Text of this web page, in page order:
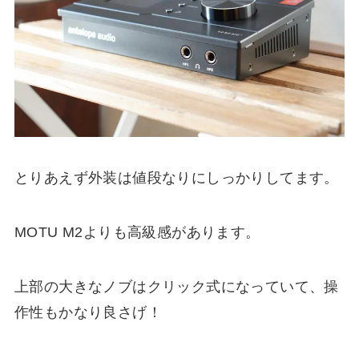
とりあえず外装は値段なりにしっかりしてます。
MOTU M2よりも高級感があります。
上部の大きなノブはクリック式になっていて、操
作性もかなり良さげ！